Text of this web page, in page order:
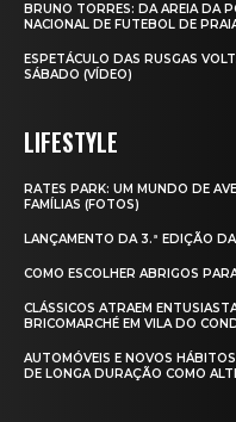
BRUNO TORRES: DA AREIA DA
NACIONAL DE FUTEBOL DE
ESPETÁCULO DAS RUSGAS
SÁBADO (VÍDEO)
LIFESTYLE
RATES PARK: UM MUNDO DE
FAMÍLIAS (FOTOS)
LANÇAMENTO DA 3.ª EDIÇÃO
COMO ESCOLHER ABRIGOS
CLÁSSICOS ATRAEM
BRICOMARCHÉ EM VILA DO
AUTOMÓVEIS E NOVOS
DE LONGA DURAÇÃO COMO